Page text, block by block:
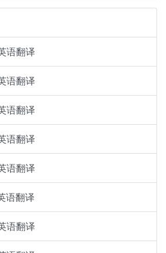
语翻译
语翻译
语翻译
语翻译
语翻译
语翻译
语翻译